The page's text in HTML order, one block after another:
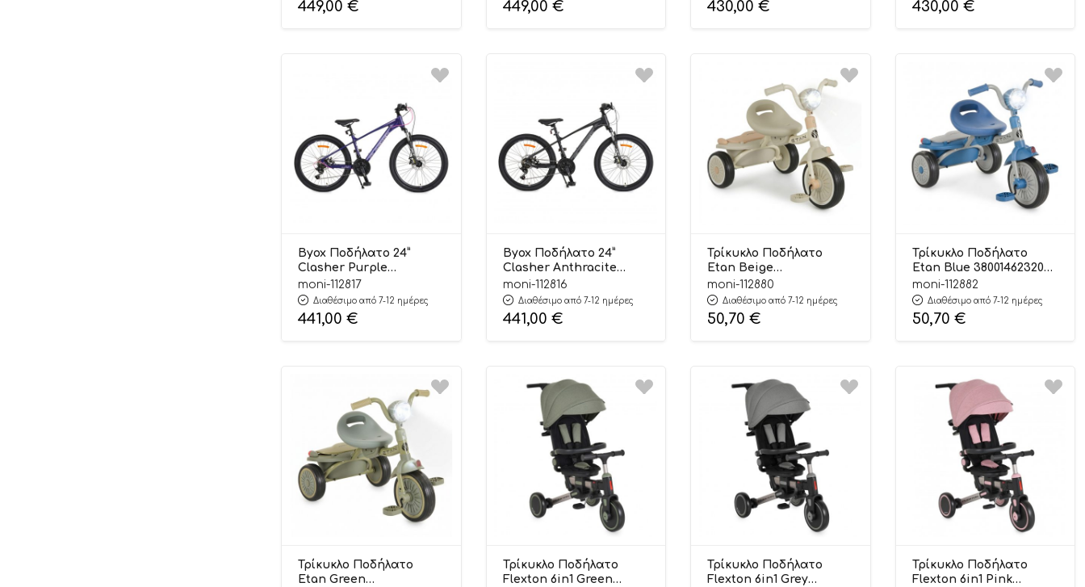
449,00 € 449,00 € 430,00 € 430,00 €
Byox Ποδήλατο 24”
Clasher Purple
3800146203641
moni-112817
Διαθέσιμο από 7-12 ημέρες
441,00 €
Byox Ποδήλατο 24”
Clasher Anthracite
3800146203634
moni-112816
Διαθέσιμο από 7-12 ημέρες
441,00 €
Τρίκυκλο Ποδήλατο
Etan Beige
3800146232054 12m+ –
Byox
moni-112880
Διαθέσιμο από 7-12 ημέρες
50,70 €
Τρίκυκλο Ποδήλατο
Etan Blue 3800146232061
12m+ – Byox
moni-112882
Διαθέσιμο από 7-12 ημέρες
50,70 €
Τρίκυκλο Ποδήλατο
Etan Green
Τρίκυκλο Ποδήλατο
Flexton 6in1 Green
Τρίκυκλο Ποδήλατο
Flexton 6in1 Grey
Τρίκυκλο Ποδήλατο
Flexton 6in1 Pink